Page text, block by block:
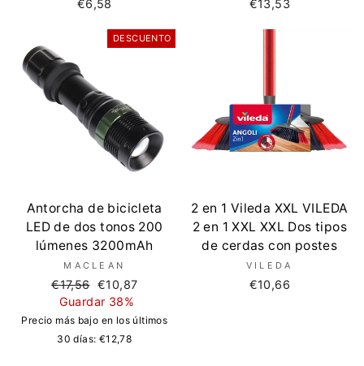
€6,58 €13,53
DESCUENTO
Antorcha de bicicleta
LED de dos tonos 200
lúmenes 3200mAh
MACLEAN
Precio
regular
€17,56 Precio
de
oferta
€10,87
Guardar 38%
Precio más bajo en los últimos
30 días: €12,78
2 en 1 Vileda XXL VILEDA
2 en 1 XXL XXL Dos tipos
de cerdas con postes
VILEDA
€10,66